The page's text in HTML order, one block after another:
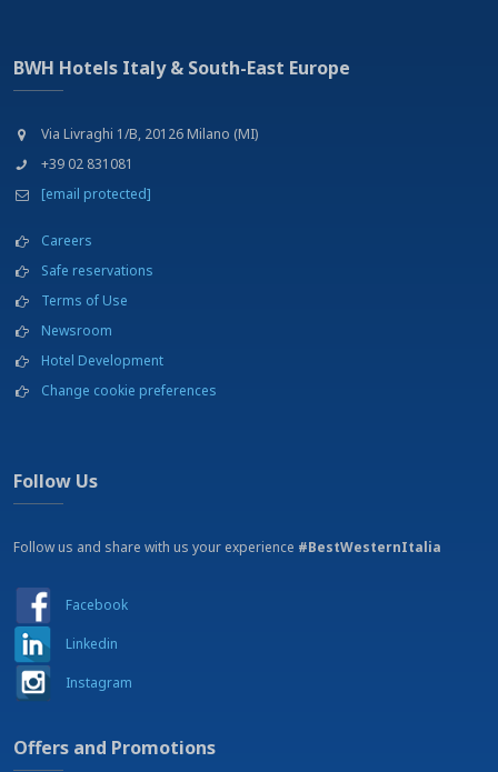
BWH Hotels Italy & South-East Europe
Via Livraghi 1/B, 20126 Milano (MI)
+39 02 831081
[email protected]
Careers
Safe reservations
Terms of Use
Newsroom
Hotel Development
Change cookie preferences
Follow Us
Follow us and share with us your experience #BestWesternItalia
Facebook
Linkedin
Instagram
Offers and Promotions